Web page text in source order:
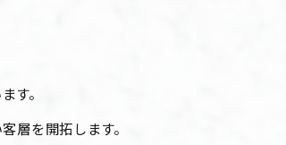
す。
層を開拓します。